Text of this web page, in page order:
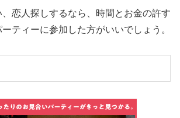
恋人探しするなら、時間とお金の許す
ティーに参加した方がいいでしょう。